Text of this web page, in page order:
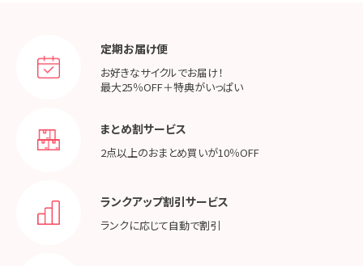
定期お届け便
お好きなサイクルでお届け！
最大25％OFF＋特典がいっぱい
まとめ割サービス
2点以上のおまとめ買いが10％OFF
ランクアップ割引サービス
ランクに応じて自動で割引